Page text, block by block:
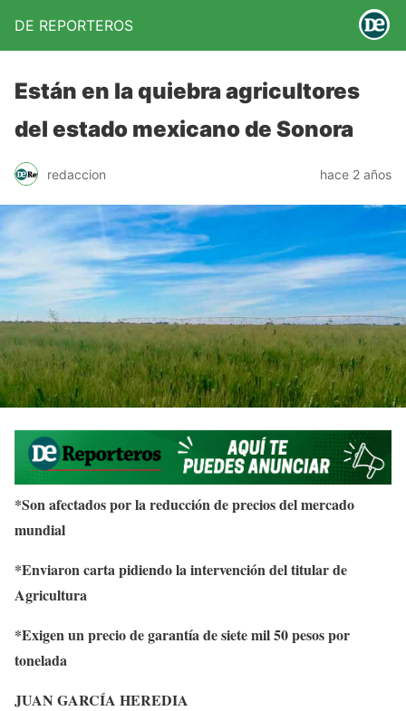
DE REPORTEROS
Están en la quiebra agricultores
del estado mexicano de Sonora
redaccion hace 2 años
*Son afectados por la reducción de precios del mercado
mundial
*Enviaron carta pidiendo la intervención del titular de
Agricultura
*Exigen un precio de garantía de siete mil 50 pesos por
tonelada
JUAN GARCÍA HEREDIA